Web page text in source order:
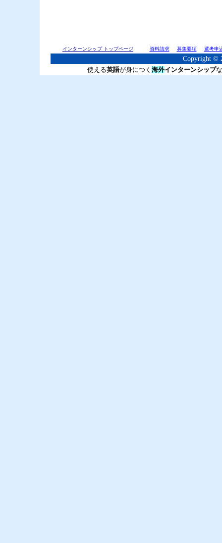
インターンシップ トップページ 資料請求 募集要項 選考申
Copyright ©
使える英語が身につく 海外インターンシップ